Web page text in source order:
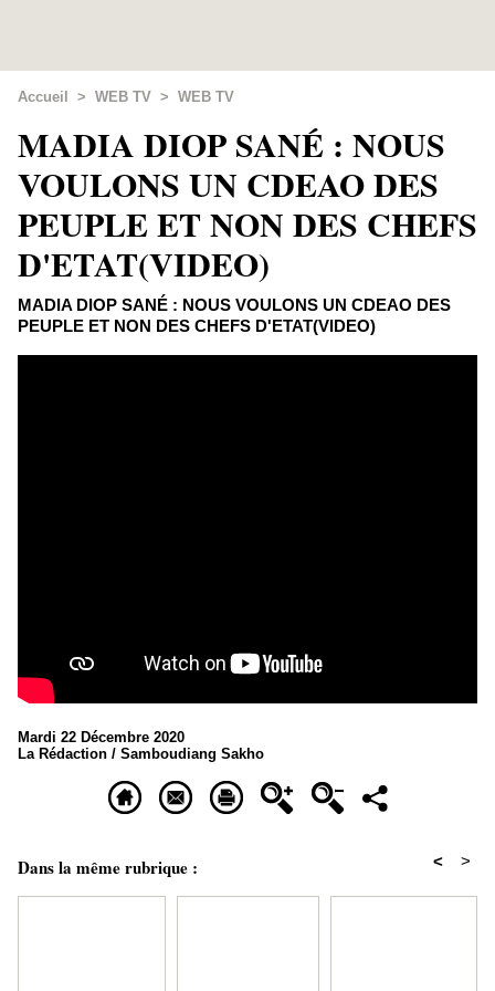
Accueil > WEB TV > WEB TV
MADIA DIOP SANÉ : NOUS
VOULONS UN CDEAO DES
PEUPLE ET NON DES CHEFS
D'ETAT(VIDEO)
MADIA DIOP SANÉ : NOUS VOULONS UN CDEAO DES
PEUPLE ET NON DES CHEFS D'ETAT(VIDEO)
Mardi 22 Décembre 2020
La Rédaction / Samboudiang Sakho
Dans la même rubrique : < >